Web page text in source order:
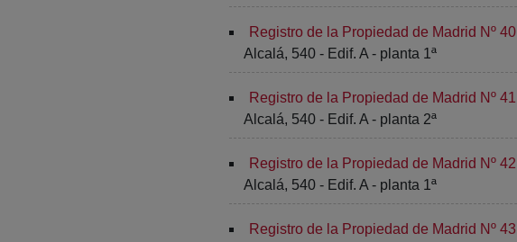
Registro de la Propiedad de Madrid Nº 40
Alcalá, 540 - Edif. A - planta 1ª
Registro de la Propiedad de Madrid Nº 41
Alcalá, 540 - Edif. A - planta 2ª
Registro de la Propiedad de Madrid Nº 42
Alcalá, 540 - Edif. A - planta 1ª
Registro de la Propiedad de Madrid Nº 43